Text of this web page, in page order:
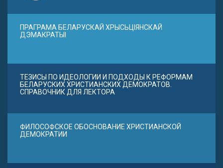
ПРАГРАМА БЕЛАРУСКАЙ ХРЫСЬЦІЯНСКАЙ
ДЭМАКРАТЫІ
ТЕЗИСЫ ПО ИДЕОЛОГИИ И ПОДХОДЫ К РЕФОРМАМ
БЕЛАРУСКИХ ХРИСТИАНСКИХ ДЕМОКРАТОВ.
СПРАВОЧНИК ДЛЯ ЛЕКТОРА
ФИЛОСОФСКОЕ ОБОСНОВАНИЕ ХРИСТИАНСКОЙ
ДЕМОКРАТИИ